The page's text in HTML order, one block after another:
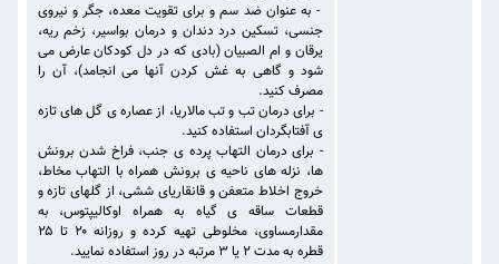
- به عنوان ضد سم و برای تقویت معده، جگر و نیروی
جنسی، تسکین درد دندان و درمان بواسیر، زخم ریه،
یرقان و ام الصبیان (بادی که در دل کودکان عارض می
شود و گاهی به غش کردن آنها می انجامد)، آن را
مصرف کنید.
- برای درمان تب و تب مالاریا، از عصاره ی گل های تازه
ی آفتابگردان استفاده کنید.
- برای درمان التهاب پرده ی جنب، فراخ شدن برونش
ها، نزله های ناحیه ی برونش همراه با التهاب مخاط،
خروج اخلاط متعفن و قانقاریای ششی، از گلهای تازه و
قطعات ساقه ی گیاه به همراه اوکالیپتوس، به
مقدارمساوی، مخلوطی تهیه کرده و روزانه ۲۰ تا ۲۵
قطره به مدت ۲ یا ۳ مرتبه در روز استفاده نمایید.